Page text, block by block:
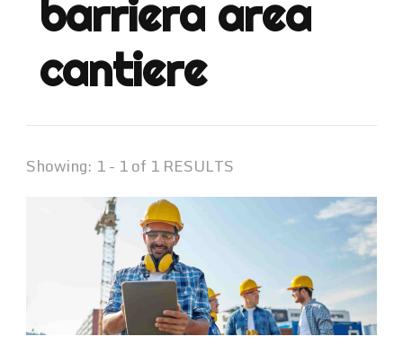
barriera area
cantiere
Showing: 1 - 1 of 1 RESULTS